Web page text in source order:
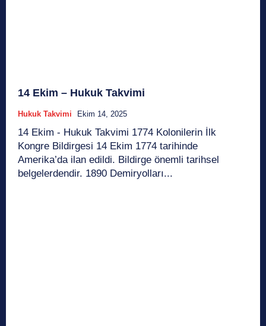
14 Ekim – Hukuk Takvimi
Hukuk Takvimi Ekim 14, 2025
14 Ekim - Hukuk Takvimi 1774 Kolonilerin İlk
Kongre Bildirgesi 14 Ekim 1774 tarihinde
Amerika’da ilan edildi. Bildirge önemli tarihsel
belgelerdendir. 1890 Demiryolları...